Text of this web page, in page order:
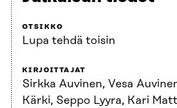
OTSIKKO
Lupa tehdä toisin
KIRJOITTAJAT
Sirkka Auvinen, Vesa
Kärki, Seppo Lyyra, Kari